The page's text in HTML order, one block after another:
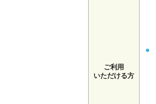
ご利用
いただける方